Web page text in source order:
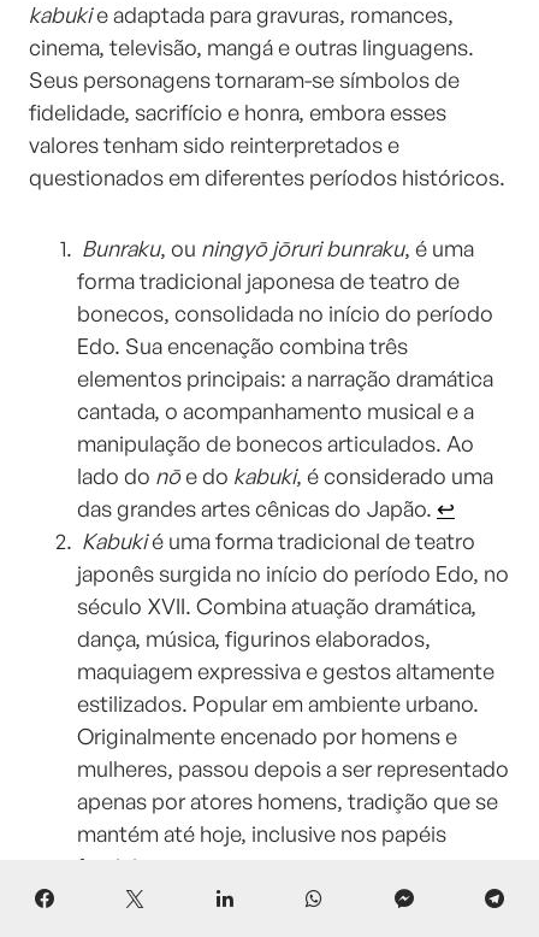
kabukie adaptada para gravuras, romances,
cinema, televisão, mangá e outras linguagens.
Seus personagens tornaram-se símbolos de
fidelidade, sacrifício e honra, embora esses
valores tenham sido reinterpretados e
questionados em diferentes períodos históricos.
Bunraku, ou ningyō jōruri bunraku, é uma
forma tradicional japonesa de teatro de
bonecos, consolidada no início do período
Edo. Sua encenação combina três
elementos principais: a narração dramática
cantada, o acompanhamento musical e a
manipulação de bonecos articulados. Ao
lado do nōe do kabuki, é considerado uma
das grandes artes cênicas do Japão. ↩︎
Kabukié uma forma tradicional de teatro
japonês surgida no início do período Edo, no
século XVII. Combina atuação dramática,
dança, música, figurinos elaborados,
maquiagem expressiva e gestos altamente
estilizados. Popular em ambiente urbano.
Originalmente encenado por homens e
mulheres, passou depois a ser representado
apenas por atores homens, tradição que se
mantém até hoje, inclusive nos papéis
femininos.
Bushidō
, literalmente “caminho do